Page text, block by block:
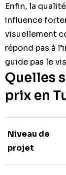
Enfin, la
influence
visuellement
répond pas à
guide pas le
Quelles
prix en
Niveau de
projet